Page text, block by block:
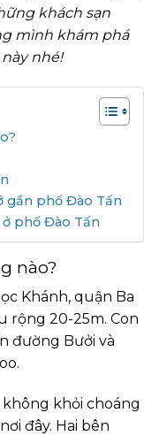
khách sạn
mình khám phá
nhé!
gần phố Đào Tấn
phố Đào Tấn
nào?
Khánh, quận Ba
rộng 20-25m. Con
đường Bưởi và
khỏi choáng
đây. Hai bên